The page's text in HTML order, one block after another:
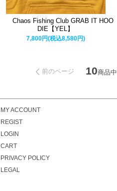
Chaos Fishing Club GRAB IT HOO
DIE【YEL】
7,800円(税込8,580円)
前のページ 10商品中
MY ACCOUNT
REGIST
LOGIN
CART
PRIVACY POLICY
LEGAL